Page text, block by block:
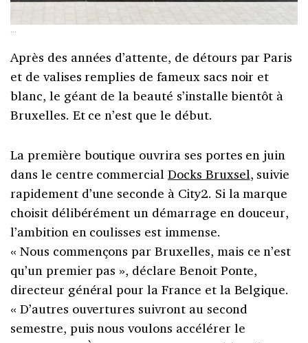
...
Après des années d’attente, de détours par Paris
et de valises remplies de fameux sacs noir et
blanc, le géant de la beauté s’installe bientôt à
Bruxelles. Et ce n’est que le début.
La première boutique ouvrira ses portes en juin
dans le centre commercialDocks Bruxsel, suivie
rapidement d’une seconde à City2. Si la marque
choisit délibérément un démarrage en douceur,
l’ambition en coulisses est immense.
« Nous commençons par Bruxelles, mais ce n’est
qu’un premier pas », déclare Benoit Ponte,
directeur général pour la France et la Belgique.
« D’autres ouvertures suivront au second
semestre, puis nous voulons accélérer le